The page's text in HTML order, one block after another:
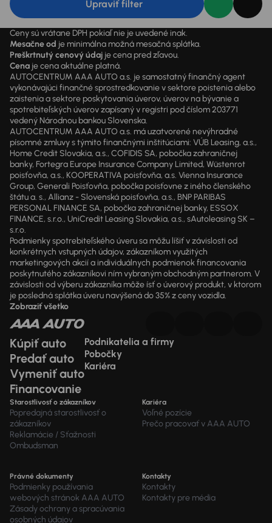
Upraviť filter
Ceny sú vrátane DPH pokiaľ nie je uvedené inak.
Mesačne od je minimálna možná mesačná splátka.
Preškrtnutý cenový údaj je cena pred zľavou.
Cena je cena aktuálne platná.
AUTOCENTRUM AAA AUTO a.s. je samostatný finančný agent
vykonávajúci finančné sprostredkovanie v sektore poistenia alebo
zaistenia a sektore poskytovania úverov, úverov na bývanie a
spotrebiteľských úverov zapísaný v registri pod číslom 203771
vedený Národnou bankou Slovenska.
AUTOCENTRUM AAA AUTO a.s. má uzatvorené nevýhradné
písomné zmluvy s týmito finančnými inštitúciami: VÚB Leasing, a.s.,
Home Credit Slovakia, a.s., COFIDIS SA, pobočka zahraničnej
banky, Fortegra Europe Insurance Company Limited, Wüstenrot
poisťovňa, a.s., KOOPERATIVA poisťovňa, a.s. Vienna Insurance
Group, Generali Poisťovňa, pobočka poisťovne z iného členského
štátu a. s., Allianz - Slovenská poisťovňa, a.s., BNP PARIBAS
PERSONAL FINANCE SA, pobočka zahraničnej banky, ESSOX
FINANCE, s.r.o., UniCredit Leasing Slovakia, a.s., sAutoleasing SK –
s.r.o.
Podmienky spotrebiteľského úveru sa môžu líšiť v závislosti od
konkrétnych vstupných údajov, zákazníkom využitých
marketingových akcií a individuálnych podmienok financovania
poskytnutého zákazníkovi ním vybraným obchodným partnerom. V
závislosti od výberu zákazníka môže ísť o úverový produkt, v ktorom
je posledná splátka úveru navýšená do 35% z ceny vozidla.
Zobraziť všetko
Kúpiť auto
Predať auto
Vymeniť auto
Financovanie
Podnikatelia a firmy
Pobočky
Kariéra
Starostlivosť o zákazníkov
Popredajná starostlivosť o
zákazníkov
Reklamácie / Sťažnosti
Ombudsman
Kariéra
Voľné pozície
Prečo pracovať v AAA AUTO
Právné dokumenty
Podmienky používania
webových stránok AAA AUTO
Zásady ochrany a spracúvania
osobných údajov
Kontakty
Kontakty
Kontakty pre média